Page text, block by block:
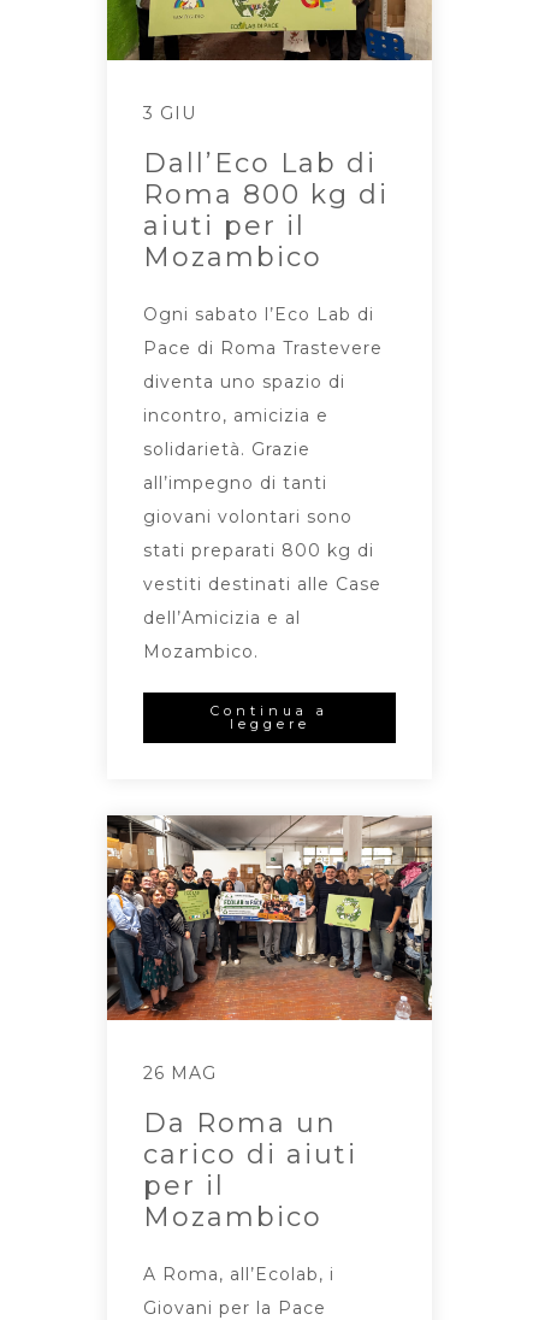
3 GIU
Dall’Eco Lab di
Roma 800 kg di
aiuti per il
Mozambico
Ogni sabato l’Eco Lab di
Pace di Roma Trastevere
diventa uno spazio di
incontro, amicizia e
solidarietà. Grazie
all’impegno di tanti
giovani volontari sono
stati preparati 800 kg di
vestiti destinati alle Case
dell’Amicizia e al
Mozambico.
Continua a
leggere
26 MAG
Da Roma un
carico di aiuti
per il
Mozambico
A Roma, all’Ecolab, i
Giovani per la Pace